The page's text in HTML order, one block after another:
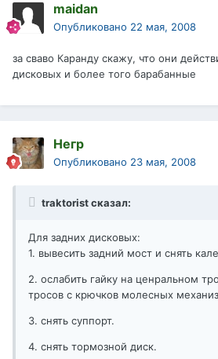
maidan
Опубликовано 22 мая, 2008
за сваво Каранду скажу, что они
дисковых и более того барабанные
Негр
Опубликовано 23 мая, 2008
traktorist сказал:
Для задних дисковых:
1. вывесить задний мост и снять
2. ослабить гайку на ценральном
тросов с крючков молесных
3. снять суппорт.
4. снять тормозной диск.